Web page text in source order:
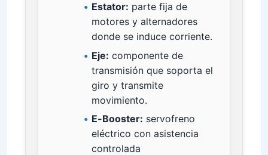
Estator: parte fija de
motores y alternadores
donde se induce corriente.
Eje: componente de
transmisión que soporta el
giro y transmite
movimiento.
E-Booster: servofreno
eléctrico con asistencia
controlada